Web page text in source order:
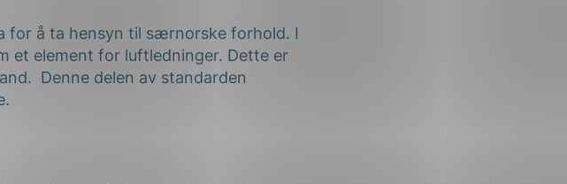
for å ta hensyn til særnorske forhold. I
et element for luftledninger. Dette er
Denne delen av standarden